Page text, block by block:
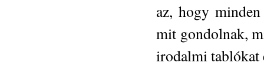
az, hogy
mit gondolnak,
irodalmi tablókat